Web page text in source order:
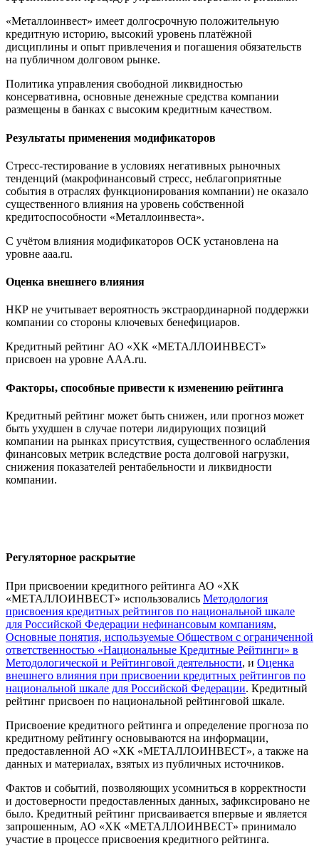
«Металлоинвест» имеет долгосрочную положительную
кредитную историю, высокий уровень платёжной
дисциплины и опыт привлечения и погашения обязательств
на публичном долговом рынке.
Политика управления свободной ликвидностью
консервативна, основные денежные средства компании
размещены в банках с высоким кредитным качеством.
Результаты применения модификаторов
Стресс-тестирование в условиях негативных рыночных
тенденций (макрофинансовый стресс, неблагоприятные
события в отраслях функционирования компании) не оказало
существенного влияния на уровень собственной
кредитоспособности «Металлоинвеста».
С учётом влияния модификаторов ОСК установлена на
уровне aaa.ru.
Оценка внешнего влияния
НКР не учитывает вероятность экстраординарной поддержки
компании со стороны ключевых бенефициаров.
Кредитный рейтинг АО «ХК «МЕТАЛЛОИНВЕСТ»
присвоен на уровне AAA.ru.
Факторы, способные привести к изменению рейтинга
Кредитный рейтинг может быть снижен, или прогноз может
быть ухудшен в случае потери лидирующих позиций
компании на рынках присутствия, существенного ослабления
финансовых метрик вследствие роста долговой нагрузки,
снижения показателей рентабельности и ликвидности
компании.
Регуляторное раскрытие
При присвоении кредитного рейтинга АО «ХК
«МЕТАЛЛОИНВЕСТ» использовались Методология
присвоения кредитных рейтингов по национальной шкале
для Российской Федерации нефинансовым компаниям,
Основные понятия, используемые Обществом с ограниченной
ответственностью «Национальные Кредитные Рейтинги» в
Методологической и Рейтинговой деятельности, и Оценка
внешнего влияния при присвоении кредитных рейтингов по
национальной шкале для Российской Федерации. Кредитный
рейтинг присвоен по национальной рейтинговой шкале.
Присвоение кредитного рейтинга и определение прогноза по
кредитному рейтингу основываются на информации,
предоставленной АО «ХК «МЕТАЛЛОИНВЕСТ», а также на
данных и материалах, взятых из публичных источников.
Фактов и событий, позволяющих усомниться в корректности
и достоверности предоставленных данных, зафиксировано не
было. Кредитный рейтинг присваивается впервые и является
запрошенным, АО «ХК «МЕТАЛЛОИНВЕСТ» принимало
участие в процессе присвоения кредитного рейтинга.